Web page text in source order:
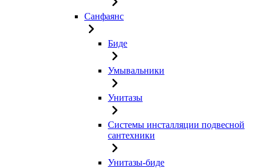
Санфаянс
Биде
Умывальники
Унитазы
Системы инсталляции подвесной
сантехники
Унитазы-биде